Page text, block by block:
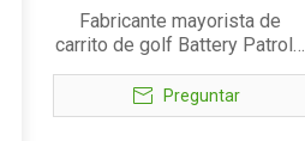
Fabricante mayorista de
carrito de golf Battery Patrol -
EG6043K
Preguntar